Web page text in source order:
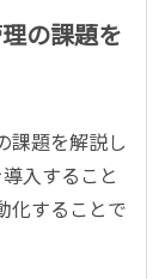
の課題を
課題を解説し
入すること
化することで